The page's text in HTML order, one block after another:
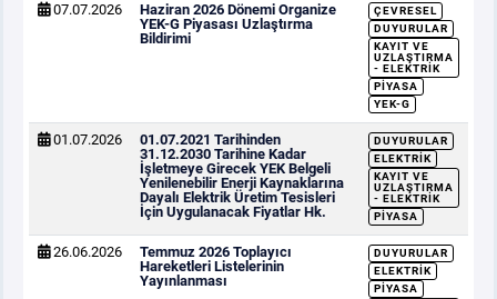
07.07.2026
Haziran 2026 Dönemi Organize
YEK-G Piyasası Uzlaştırma
Bildirimi
ÇEVRESEL
DUYURULAR
KAYIT VE
UZLAŞTIRMA
- ELEKTRIK
PIYASA
YEK-G
01.07.2026
01.07.2021 Tarihinden
31.12.2030 Tarihine Kadar
İşletmeye Girecek YEK Belgeli
Yenilenebilir Enerji Kaynaklarına
Dayalı Elektrik Üretim Tesisleri
İçin Uygulanacak Fiyatlar Hk.
DUYURULAR
ELEKTRIK
KAYIT VE
UZLAŞTIRMA
- ELEKTRIK
PIYASA
26.06.2026
Temmuz 2026 Toplayıcı
Hareketleri Listelerinin
Yayınlanması
DUYURULAR
ELEKTRIK
PIYASA